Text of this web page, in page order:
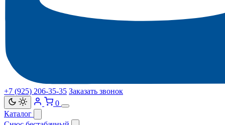
+7 (925) 206‑35‑35 Заказать звонок
0
Каталог